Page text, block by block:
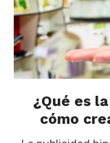
¿Qué es
cómo